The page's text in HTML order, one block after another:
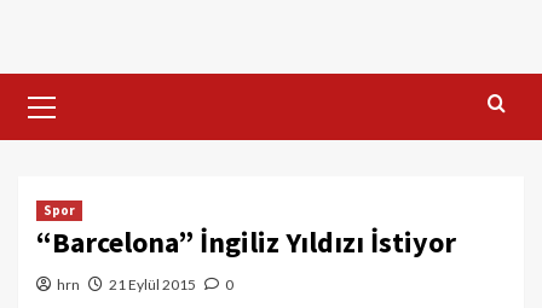
content
Menu
Spor
“Barcelona” İngiliz Yıldızı İstiyor
hrn 21 Eylül 2015 0